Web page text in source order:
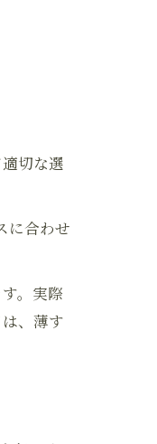
切な選
に合わせ
。実際
、薄す